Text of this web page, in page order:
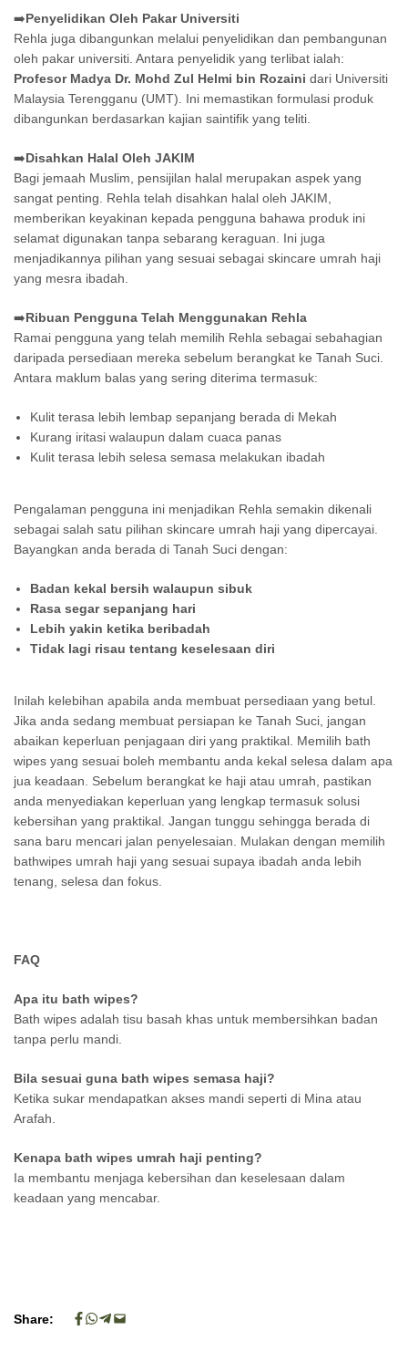
➡️Penyelidikan Oleh Pakar Universiti
Rehla juga dibangunkan melalui penyelidikan dan pembangunan
oleh pakar universiti. Antara penyelidik yang terlibat ialah:
Profesor Madya Dr. Mohd Zul Helmi bin Rozaini dari Universiti
Malaysia Terengganu (UMT). Ini memastikan formulasi produk
dibangunkan berdasarkan kajian saintifik yang teliti.
➡️Disahkan Halal Oleh JAKIM
Bagi jemaah Muslim, pensijilan halal merupakan aspek yang
sangat penting. Rehla telah disahkan halal oleh JAKIM,
memberikan keyakinan kepada pengguna bahawa produk ini
selamat digunakan tanpa sebarang keraguan. Ini juga
menjadikannya pilihan yang sesuai sebagai skincare umrah haji
yang mesra ibadah.
➡️Ribuan Pengguna Telah Menggunakan Rehla
Ramai pengguna yang telah memilih Rehla sebagai sebahagian
daripada persediaan mereka sebelum berangkat ke Tanah Suci.
Antara maklum balas yang sering diterima termasuk:
Kulit terasa lebih lembap sepanjang berada di Mekah
Kurang iritasi walaupun dalam cuaca panas
Kulit terasa lebih selesa semasa melakukan ibadah
Pengalaman pengguna ini menjadikan Rehla semakin dikenali
sebagai salah satu pilihan skincare umrah haji yang dipercayai.
Bayangkan anda berada di Tanah Suci dengan:
Badan kekal bersih walaupun sibuk
Rasa segar sepanjang hari
Lebih yakin ketika beribadah
Tidak lagi risau tentang keselesaan diri
Inilah kelebihan apabila anda membuat persediaan yang betul.
Jika anda sedang membuat persiapan ke Tanah Suci, jangan
abaikan keperluan penjagaan diri yang praktikal. Memilih bath
wipes yang sesuai boleh membantu anda kekal selesa dalam apa
jua keadaan. Sebelum berangkat ke haji atau umrah, pastikan
anda menyediakan keperluan yang lengkap termasuk solusi
kebersihan yang praktikal. Jangan tunggu sehingga berada di
sana baru mencari jalan penyelesaian. Mulakan dengan memilih
bathwipes umrah haji yang sesuai supaya ibadah anda lebih
tenang, selesa dan fokus.
FAQ
Apa itu bath wipes?
Bath wipes adalah tisu basah khas untuk membersihkan badan
tanpa perlu mandi.
Bila sesuai guna bath wipes semasa haji?
Ketika sukar mendapatkan akses mandi seperti di Mina atau
Arafah.
Kenapa bath wipes umrah haji penting?
Ia membantu menjaga kebersihan dan keselesaan dalam
keadaan yang mencabar.
Share: